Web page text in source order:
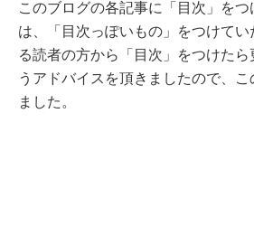
このブログの各記事に「目次」を
は、「目次っぽいもの」をつけて
る読者の方から「目次」をつけた
うアドバイスを頂きましたので、
ました。